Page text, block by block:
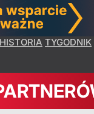
HISTORIA TYGODNIK